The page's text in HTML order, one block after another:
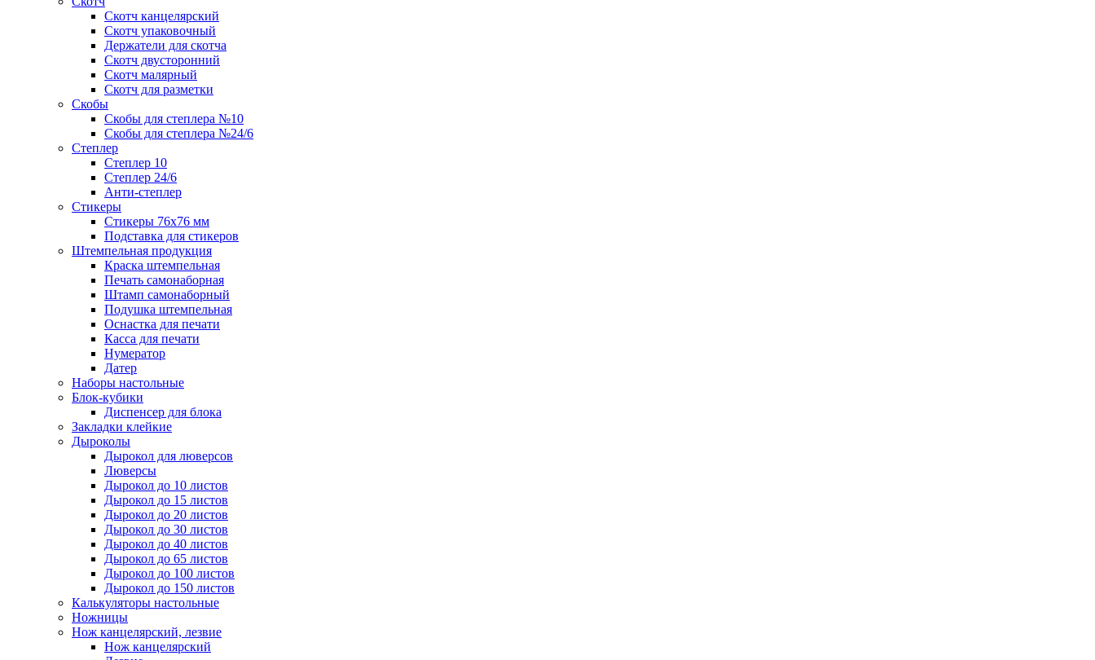
Скотч канцелярский
Скотч упаковочный
Держатели для скотча
Скотч двусторонний
Скотч малярный
Скотч для разметки
Скобы
Скобы для степлера №10
Скобы для степлера №24/6
Степлер
Степлер 10
Степлер 24/6
Анти-степлер
Стикеры
Стикеры 76x76 мм
Подставка для стикеров
Штемпельная продукция
Краска штемпельная
Печать самонаборная
Штамп самонаборный
Подушка штемпельная
Оснастка для печати
Касса для печати
Нумератор
Датер
Наборы настольные
Блок-кубики
Диспенсер для блока
Закладки клейкие
Дыроколы
Дырокол для люверсов
Люверсы
Дырокол до 10 листов
Дырокол до 15 листов
Дырокол до 20 листов
Дырокол до 30 листов
Дырокол до 40 листов
Дырокол до 65 листов
Дырокол до 100 листов
Дырокол до 150 листов
Калькуляторы настольные
Ножницы
Нож канцелярский, лезвие
Нож канцелярский